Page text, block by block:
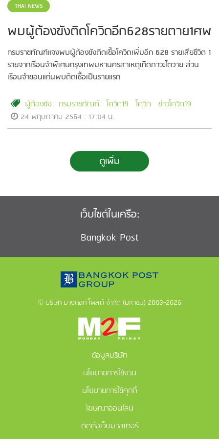
THAI NEWS
พบผู้ต้องขังติดโควิดอีก628รายตาย1ศพ
กรมราชทัณฑ์แจงพบผู้ต้องขังติดเชื้อโควิดเพิ่มอีก 628 รายเสียชีวิต 1
รายจากเรือนจำพิเศษกรุงเทพมหานครสาเหตุเกิดภาวะไตวาย ส่วน
เรือนจำขอนแก่นพบติดเชื้อเป็นรายแรก
ผู้ต้องขัง กรมราชทัณฑ์ โควิด19 โควิด ข่าวโควิด19
24 พฤษภาคม 2564 : 17:04 น.
ดูเพิ่ม
เว็บไซต์ในเครือ:
Bangkok Post
© บริษัท บางกอก โพสต์ จำกัด (มหาชน) 2003-2026
ข้อมูลบริษัท
นโยบายการใช้งาน
นโยบายการใช้คุกกี้
โฆษณาออนไลน์
ติดต่อเว็บมาสเตอร์